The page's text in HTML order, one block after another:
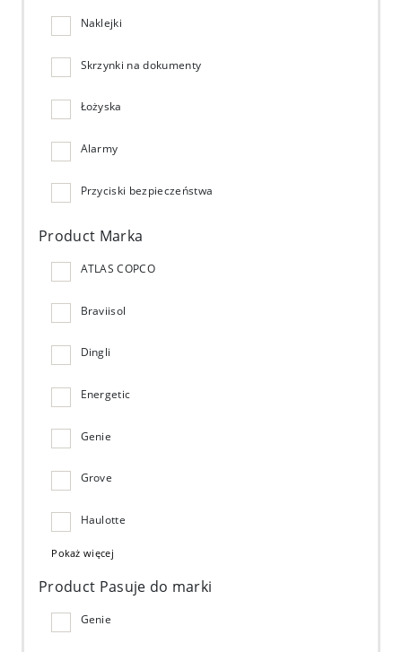
Naklejki
Skrzynki na dokumenty
Łożyska
Alarmy
Przyciski bezpieczeństwa
Product Marka
ATLAS COPCO
Braviisol
Dingli
Energetic
Genie
Grove
Haulotte
Pokaż więcej
Product Pasuje do marki
Genie